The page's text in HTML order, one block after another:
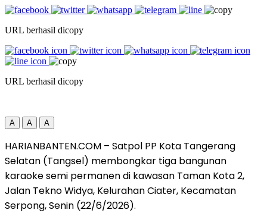
URL berhasil dicopy
URL berhasil dicopy
A A A
HARIANBANTEN.COM – Satpol PP Kota Tangerang
Selatan (Tangsel) membongkar tiga bangunan
karaoke semi permanen di kawasan Taman Kota 2,
Jalan Tekno Widya, Kelurahan Ciater, Kecamatan
Serpong, Senin (22/6/2026).